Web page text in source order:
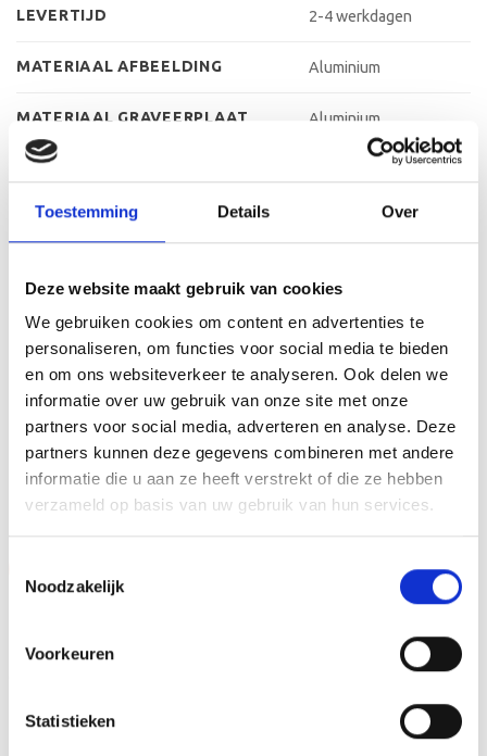
Toestemming Details Over
Deze website maakt gebruik van cookies
We gebruiken cookies om content en advertenties te
personaliseren, om functies voor social media te bieden
en om ons websiteverkeer te analyseren. Ook delen we
informatie over uw gebruik van onze site met onze
partners voor social media, adverteren en analyse. Deze
partners kunnen deze gegevens combineren met andere
informatie die u aan ze heeft verstrekt of die ze hebben
verzameld op basis van uw gebruik van hun services.
Noodzakelijk
Voorkeuren
Statistieken
LEVERTIJD 2-4 werkdagen
MATERIAAL AFBEELDING Aluminium
MATERIAAL GRAVEERPLAAT Aluminium
MATERIAAL VOET
MAX AANTAL REGELS
METHODE PERSONALISATIE Graveren
HOOGTE 24 cm, 27 cm, 30 cm
GERELATEERDE PRODUCTEN
Toevoegen
verlanglijst